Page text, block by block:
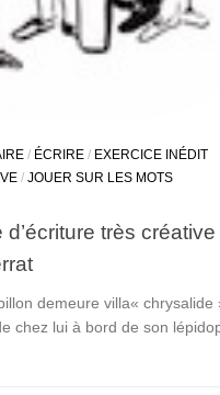
/ ÉCRIRE / EXERCICE INÉDIT
/JOUER SUR LES MOTS
très
demeure villa« chrysalide
chez lui à bord de son